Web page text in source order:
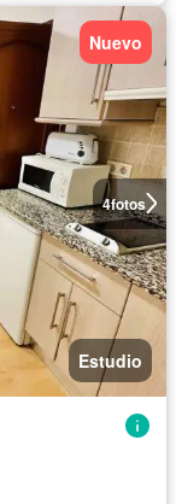
4fotos
Nuevo
Estudio